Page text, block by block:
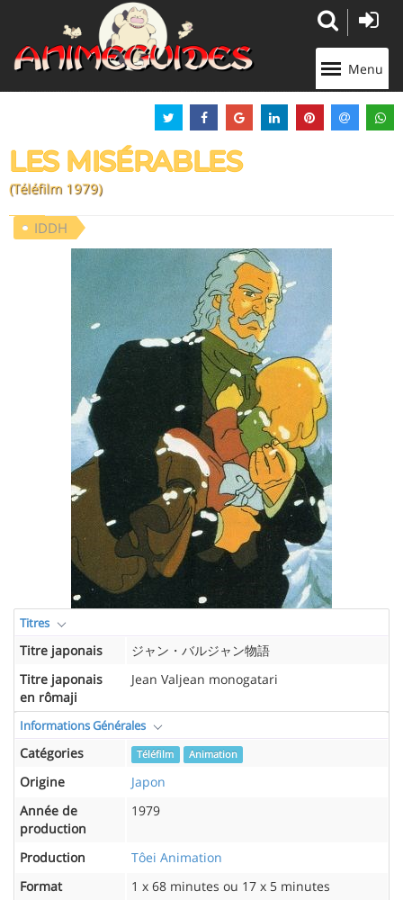
Menu
LES MISÉRABLES
(Téléfilm 1979)
IDDH
Titres
Titre japonais
ジャン・バルジャン物語
Titre japonais
en rômaji
Jean Valjean monogatari
Informations Générales
Catégories Téléfilm Animation
Origine
Japon
Année de
production
1979
Production
Tôei Animation
Format
1 x 68 minutes ou 17 x 5 minutes
Panneau de gestion des cookies